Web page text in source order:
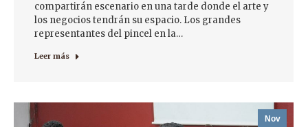
compartirán escenario en una tarde donde el arte y
los negocios tendrán su espacio. Los grandes
representantes del pincel en la…
Leer más
Nov